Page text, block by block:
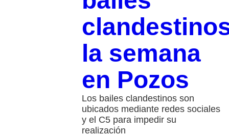
la semana
en Pozos
Los bailes clandestinos son
ubicados mediante redes sociales
y el C5 para impedir su
realización